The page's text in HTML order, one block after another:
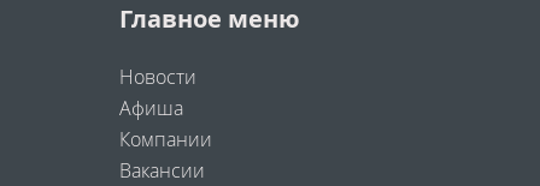
Главное меню
Новости
Афиша
Компании
Вакансии